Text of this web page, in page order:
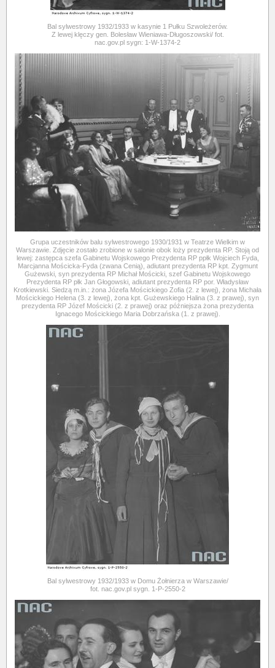
Bal sylwestrowy 1932/1933 w kasynie 1 Pułku Szwoleżerów.
Z lewej klęczy gen. Bolesław Wieniawa-Długoszowski/ fot.
nac.gov.pl sygn: 1-W-1374-2
Grupa uczestników balu sylwestrowego 1930/1931 w Teatrze Wielkim w
Warszawie. Zdjęcie zostało zrobione w salonie obok loży prezydenta RP. Stoją od
lewej: zastępca szefa Gabinetu Wojskowego Prezydenta RP ppłk Wojciech Fyda,
Marcjanna Mościcka-Fyda (zwana Cenią), adiutant prezydenta RP kpt. Zygmunt
Gużewski, syn prezydenta RP Michał Mościcki, szef Gabinetu Wojskowego
Prezydenta RP płk Jan Głogowski, adiutant prezydenta RP por. Władysław
Krotkiewski. Siedzą m.in.: żona Józefa Mościckiego Zofia (2. z lewej), żona Michała
Mościckiego Helena (3. z lewej), żona kpt. Gużewskiego Halina (3. z prawej), syn
prezydenta RP Józef Mościcki (2. z prawej) oraz późniejsza żona prezydenta
Ignacego Mościckiego Maria Dobrzańska (1. z prawej).
Bal sylwestrowy 1932/1933 w Domu Żołnierza w Warszawie/
fot. nac.gov.pl sygn. 1-P-2550-2